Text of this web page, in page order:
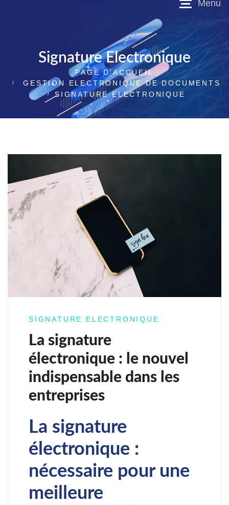
Signature Electronique
PAGE D'ACCUEIL
GESTION ELECTRONIQUE DE DOCUMENTS
SIGNATURE ELECTRONIQUE
SIGNATURE ELECTRONIQUE
La signature
électronique : le nouvel
indispensable dans les
entreprises
La signature
électronique :
nécessaire pour une
meilleure